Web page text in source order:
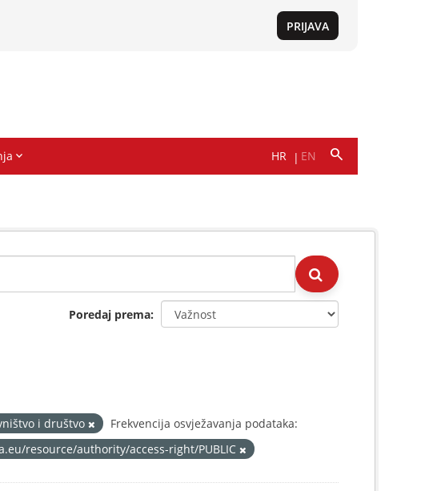
Poredaj prema
i društvo
Frekvencija osvježavanja podataka:
resource/authority/access-right/PUBLIC